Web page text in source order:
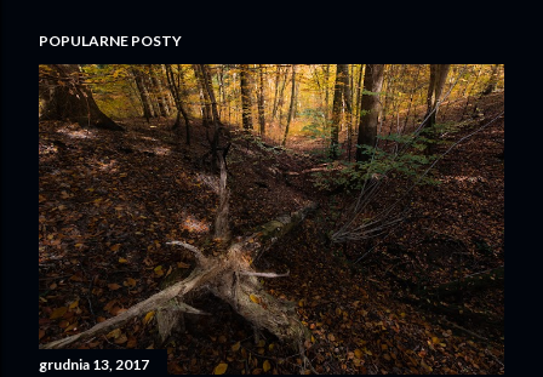
POPULARNE POSTY
grudnia 13, 2017